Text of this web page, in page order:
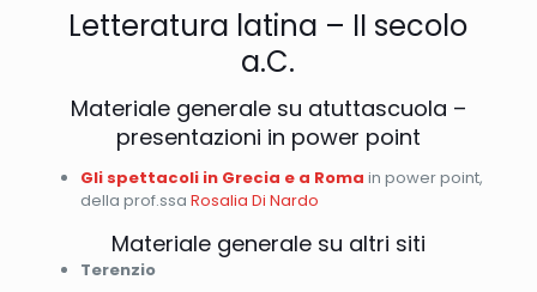
Letteratura latina – II secolo
a.C.
Materiale generale su atuttascuola –
presentazioni in power point
Gli spettacoli in Grecia e a Roma in power point,
della prof.ssa Rosalia Di Nardo
Materiale generale su altri siti
Terenzio